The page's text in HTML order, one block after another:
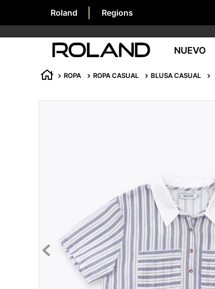
Roland
Regions
NUEVO
ROPA ROPA CASUAL BLUSA CASUAL